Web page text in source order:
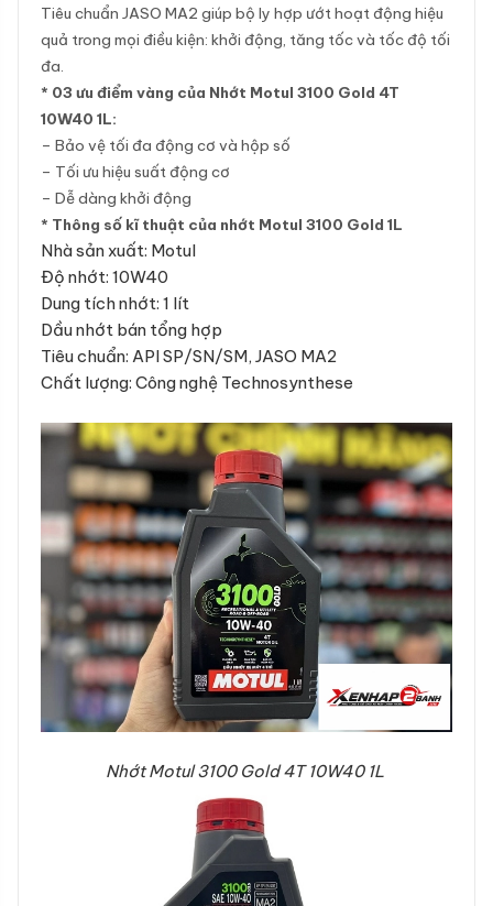
Tiêu chuẩn JASO MA2 giúp bộ ly hợp ướt hoạt động hiệu
quả trong mọi điều kiện: khởi động, tăng tốc và tốc độ tối
đa.
* 03 ưu điểm vàng của Nhớt Motul 3100 Gold 4T
10W40 1L:
– Bảo vệ tối đa động cơ và hộp số
– Tối ưu hiệu suất động cơ
– Dễ dàng khởi động
* Thông số kĩ thuật của nhớt Motul 3100 Gold 1L
Nhà sản xuất: Motul
Độ nhớt: 10W40
Dung tích nhớt: 1 lít
Dầu nhớt bán tổng hợp
Tiêu chuẩn: API SP/SN/SM, JASO MA2
Chất lượng: Công nghệ Technosynthese
Nhớt Motul 3100 Gold 4T 10W40 1L